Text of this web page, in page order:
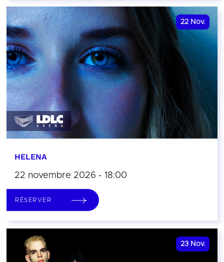
22 Nov.
HELENA
22 novembre 2026 - 18:00
RÉSERVER
23 Nov.